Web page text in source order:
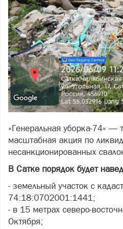
«Генеральная уборка-74» —
масштабная акция по
несанкционированных
В Сатке порядок будет
- земельный участок с
74:18:0702001:1441;
- в 15 метрах северо-
Октября;